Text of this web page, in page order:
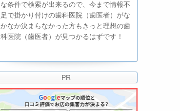
な条件で検索が出来るので、今まで情報不
足で掛かり付けの歯科医院（歯医者）がな
かなか決まらなかった方もきっと理想の歯
科医院（歯医者）が見つかるはずです！
PR